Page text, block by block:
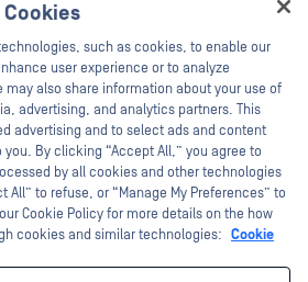
Webinare
Fișe de date
Cărți albe
Instrumente gratuite
rezervate. OPSWAT, MetaDefender, Metascan,
File. Trust No Device., OPSWAT , Protecting the
Cookies
such as cookies, to enable our
user experience or to analyze
may also share information about your use of
advertising, and analytics partners. This
advertising and to select ads and content
By clicking “Accept All,” you agree to
by all cookies and other technologies
All” to refuse, or “Manage My Preferences” to
Cookie Policy for more details on the how
cookies and similar technologies: Cookie
there!
your OPSWAT virtual assistant.
can I help you secure what's critical